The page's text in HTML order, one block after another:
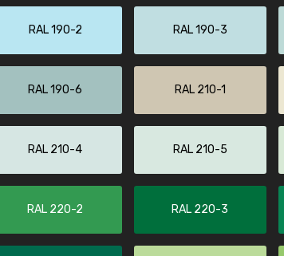
RAL 190-2 RAL 190-3
RAL 190-6 RAL 210-1
RAL 210-4 RAL 210-5
RAL 220-2 RAL 220-3